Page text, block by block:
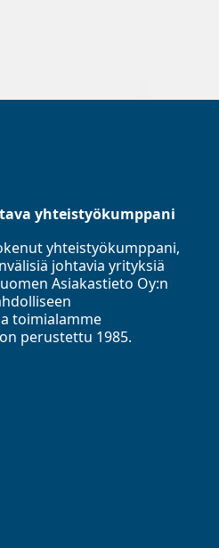
yhteistyökumppani
yhteistyökumppani,
johtavia yrityksiä
Asiakastieto Oy:n
toimialamme
perustettu 1985.